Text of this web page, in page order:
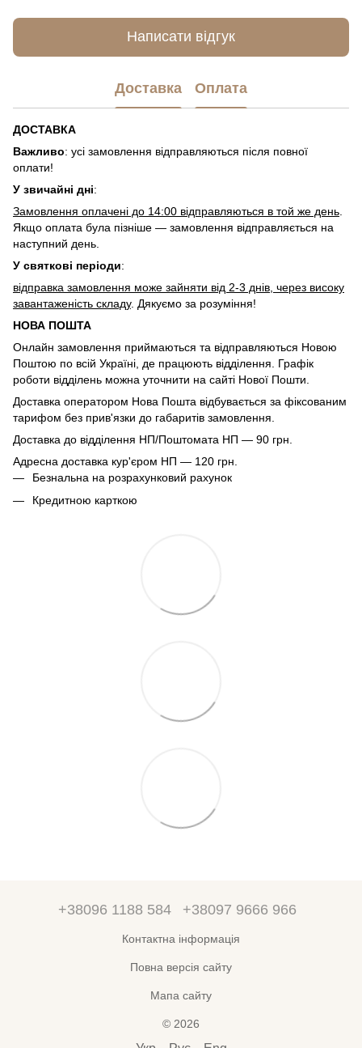
Написати відгук
Доставка Оплата
ДОСТАВКА
Важливо: усі замовлення відправляються після повної
оплати!
У звичайні дні:
Замовлення оплачені до 14:00 відправляються в той же день
Якщо оплата була пізніше — замовлення відправляється на
наступний день.
У святкові періоди:
відправка замовлення може зайняти від 2-3 днів, через високу
завантаженість складу. Дякуємо за розуміння!
НОВА ПОШТА
Онлайн замовлення приймаються та відправляються Новою
Поштою по всій Україні, де працюють відділення. Графік
роботи відділень можна уточнити на сайті Нової Пошти.
Доставка оператором Нова Пошта відбувається за фіксованим
тарифом без прив'язки до габаритів замовлення.
Доставка до відділення НП/Поштомата НП — 90 грн.
Адресна доставка кур'єром НП — 120 грн.
Безнальна на розрахунковий рахунок
Кредитною карткою
+38096 1188 584 +38097 9666 966
Контактна інформація
Повна версія сайту
Мапа сайту
© 2026